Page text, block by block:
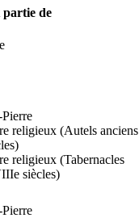
partie de
religieux (Autels anciens
religieux (Tabernacles
siècles)